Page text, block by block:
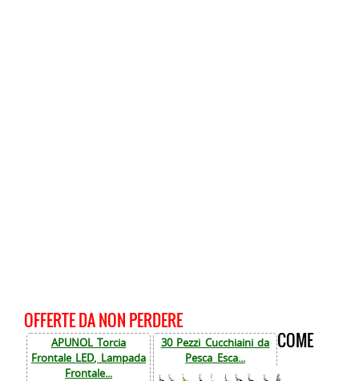
OFFERTE DA NON PERDERE
APUNOL Torcia
Frontale LED, Lampada
Frontale...
30 Pezzi Cucchiaini da
Pesca Esca...
COME